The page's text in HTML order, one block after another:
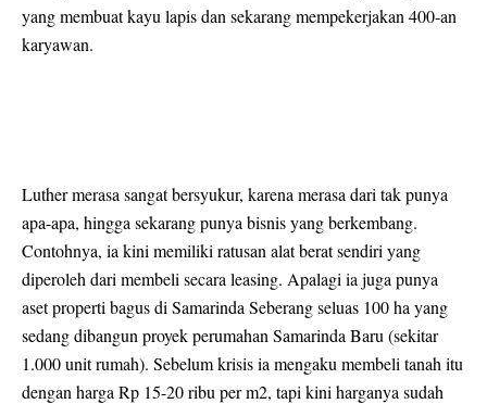
yang membuat kayu lapis dan sekarang mempekerjakan 400-an
karyawan.
Luther merasa sangat bersyukur, karena merasa dari tak punya
apa-apa, hingga sekarang punya bisnis yang berkembang.
Contohnya, ia kini memiliki ratusan alat berat sendiri yang
diperoleh dari membeli secara leasing. Apalagi ia juga punya
aset properti bagus di Samarinda Seberang seluas 100 ha yang
sedang dibangun proyek perumahan Samarinda Baru (sekitar
1.000 unit rumah). Sebelum krisis ia mengaku membeli tanah itu
dengan harga Rp 15-20 ribu per m2, tapi kini harganya sudah